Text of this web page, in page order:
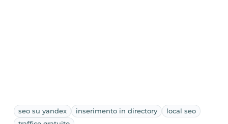
seo su yandex inserimento in directory
local seo